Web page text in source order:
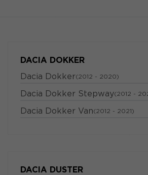
DACIA DOKKER
Dacia Dokker(2012 - 2020)
Dacia Dokker Stepway(2012 -
Dacia Dokker Van(2012 - 2021)
DACIA DUSTER